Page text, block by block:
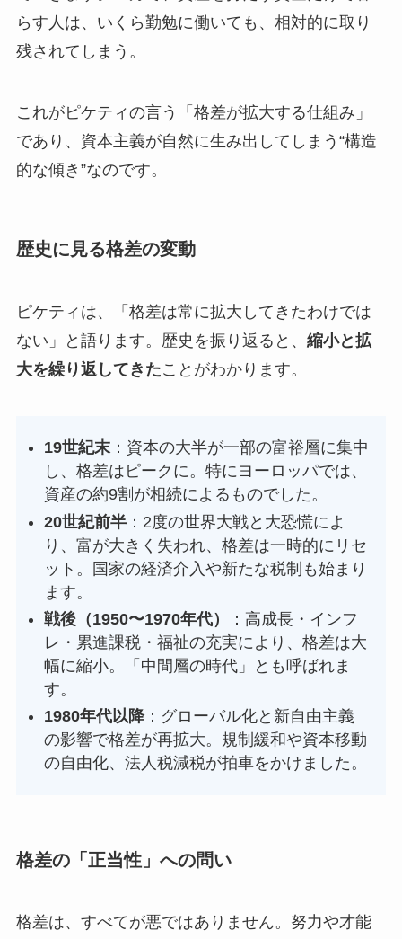
らす人は、いくら勤勉に働いても、相対的に取り
残されてしまう。
これがピケティの言う「格差が拡大する仕組み」
であり、資本主義が自然に生み出してしまう“構造
的な傾き”なのです。
歴史に見る格差の変動
ピケティは、「格差は常に拡大してきたわけでは
ない」と語ります。歴史を振り返ると、 縮小と拡
大を繰り返してきたことがわかります。
19世紀末：資本の大半が一部の富裕層に集中
し、格差はピークに。特にヨーロッパでは、
資産の約9割が相続によるものでした。
20世紀前半 ：2度の世界大戦と大恐慌によ
り、富が大きく失われ、格差は一時的にリセ
ット。国家の経済介入や新たな税制も始まり
ます。
戦後（1950〜1970年代）
：高成長・インフ
レ・累進課税・福祉の充実により、格差は大
幅に縮小。「中間層の時代」とも呼ばれま
す。
1980年代以降：グローバル化と新自由主義
の影響で格差が再拡大。規制緩和や資本移動
の自由化、法人税減税が拍車をかけました。
格差の「正当性」への問い
格差は、すべてが悪ではありません。努力や才能